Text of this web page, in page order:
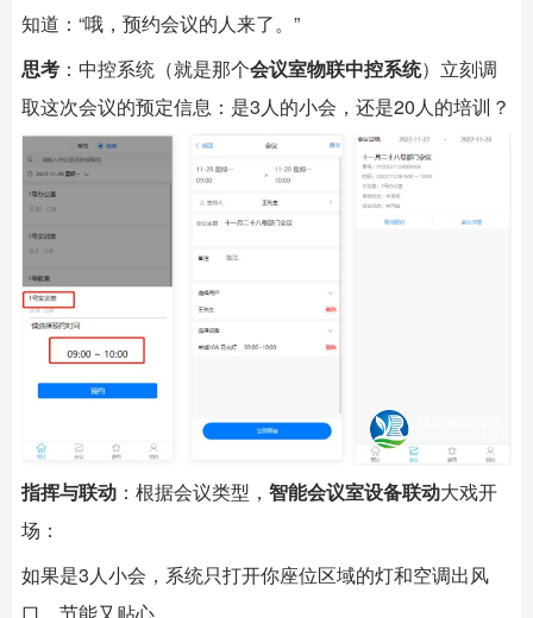
知道：“哦，预约会议的人来了。”
思考 ：中控系统（就是那个会议室物联中控系统）立刻调
取这次会议的预定信息：是3人的小会，还是20人的培训？
指挥与联动 ：根据会议类型， 智能会议室设备联动大戏开
场：
如果是3人小会，系统只打开你座位区域的灯和空调出风